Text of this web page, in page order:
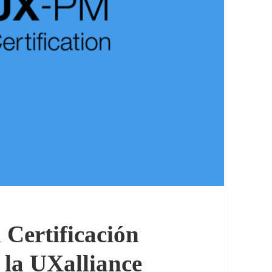
Certificación
UXalliance